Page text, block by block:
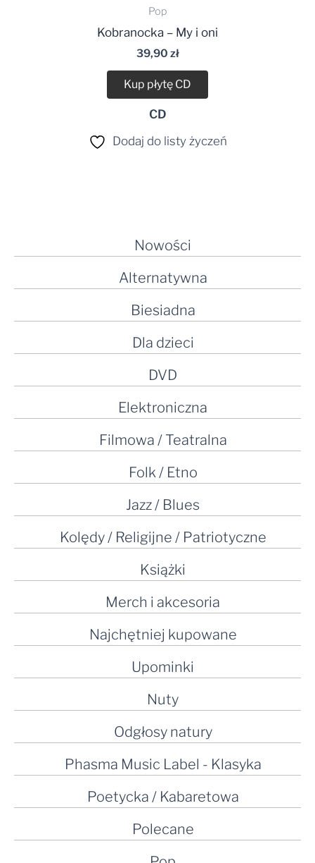
Nowości
Alternatywna
Biesiadna
Dla dzieci
DVD
Elektroniczna
Filmowa / Teatralna
Folk / Etno
Jazz / Blues
Kolędy / Religijne / Patriotyczne
Książki
Merch i akcesoria
Najchętniej kupowane
Upominki
Nuty
Odgłosy natury
Phasma Music Label - Klasyka
Poetycka / Kabaretowa
Polecane
Pop
Kobranocka – My i oni
39,90 zł
Kup płytę CD
CD
Dodaj do listy życzeń